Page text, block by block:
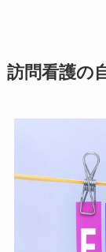
訪問看護の